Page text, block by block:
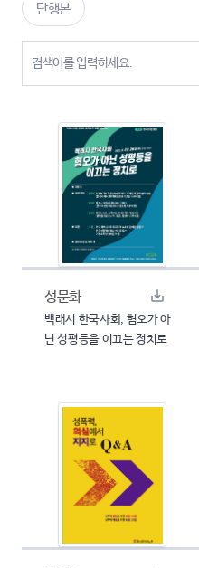
단행본
성문화
백래시 한국사회, 혐오가 아
닌 성평등을 이끄는 정치로